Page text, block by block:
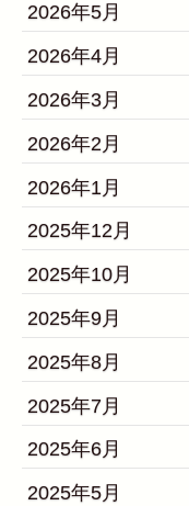
2026年5月
2026年4月
2026年3月
2026年2月
2026年1月
2025年12月
2025年10月
2025年9月
2025年8月
2025年7月
2025年6月
2025年5月